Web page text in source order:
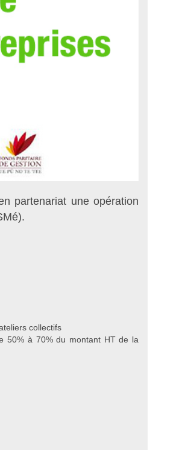
partenariat une opération
collectifs
50% à 70% du montant HT de la